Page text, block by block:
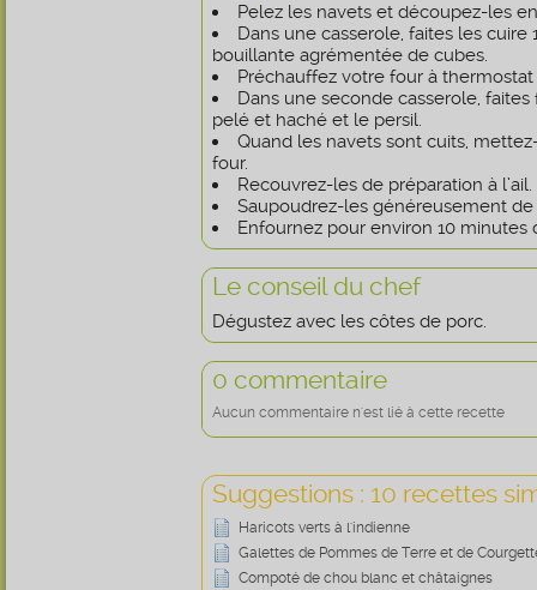
Pelez les navets et découpez-les
Dans une casserole, faites les cuire
bouillante agrémentée de cubes.
Préchauffez votre four à thermostat
Dans une seconde casserole,
pelé et haché et le persil.
Quand les navets sont cuits,
four.
Recouvrez-les de préparation à l’ail.
Saupoudrez-les généreusement de
Enfournez pour environ 10 minutes
Le conseil du chef
Dégustez avec les côtes de porc.
0 commentaire
Aucun commentaire n'est lié à cette recette
Suggestions : 10 recettes
Haricots verts à l'indienne
Galettes de Pommes de Terre et de
Compoté de chou blanc et châtaignes